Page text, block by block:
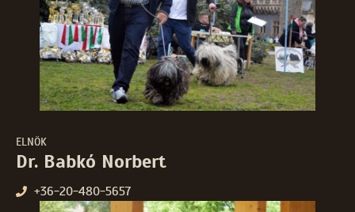
ELNÖK
Dr. Babkó Norbert
+36-20-480-5657